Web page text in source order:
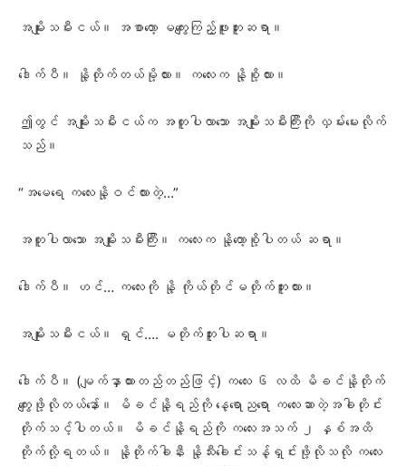
အမျိုးသမီးငယ်။ အစာတော့ မကျွေးကြည့်ဖူးဘူးဆရာ။
ဒေါက်ပီ။ နို့တိုက်တယ်မို့လား။ ကလေးက နို့စို့လား။
ဤတွင် အမျိုးသမီးငယ်က အတူပါလာသော အမျိုးသမီးကြီးကို လှမ်းမေးလိုက်
သည်။
“အမေရေ ကလေးနို့ဝင်လားတဲ့…”
အတူပါလာသော အမျိုးသမီးကြီး။ ကလေးက နို့တော့စို့ပါတယ် ဆရာ။
ဒေါက်ပီ။ ဟင်… ကလေးကို နို့ ကိုယ်တိုင်မတိုက်ဘူးလား။
အမျိုးသမီးငယ်။ ရှင်…. မတိုက်ဘူးပါဆရာ။
ဒေါက်ပီ။ (မျက်နှာထားတည်တည်ဖြင့်) ကလေး ၆ လထိ မိခင်နို့တိုက်
ကျွေးဖို့လိုတယ်နော်။ မိခင်နို့ရည်ကို နေ့ရောညရော ကလေးဆာတဲ့အခါတိုင်း
တိုက်သင့်ပါတယ်။ မိခင်နို့ရည်ကို ကလေးအသက် ၂ နှစ်အထိ
တိုက်လို့ရတယ်။ နို့တိုက်ခါနီး နို့သီးခေါင်းသန့်ရှင်းဖို့လိုသလို ကလေး